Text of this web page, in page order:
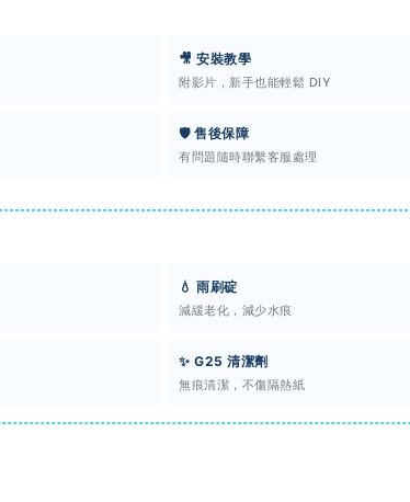
🎥 安裝教學
附影片，新手也能輕鬆 DIY
🛡️ 售後保障
有問題隨時聯繫客服處理
💧 雨刷碇
減緩老化，減少水痕
✨ G25 清潔劑
無痕清潔，不傷隔熱紙